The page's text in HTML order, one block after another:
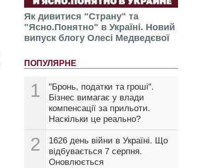
Як дивитися "Страну" та
"Ясно.Понятно" в Україні. Новий
випуск блогу Олесі Медведєвої
ПОПУЛЯРНЕ
1
"Бронь, податки та гроші".
Бізнес вимагає у влади
компенсації за прильоти.
Наскільки це реально?
2
1626 день війни в Україні. Що
відбувається 7 серпня.
Оновлюється